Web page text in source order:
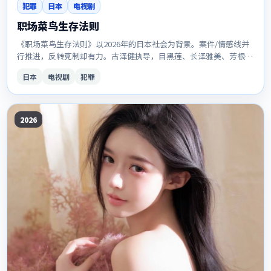
犯罪 日本 电视剧
职场菜鸟生存法则
《职场菜鸟生存法则》以2026年的日本社会为背景。案件/情感线并
行推进，反转克制却有力。古泽健执导，目黑莲、长泽雅美、芳根京
日本 电视剧 犯罪
2026